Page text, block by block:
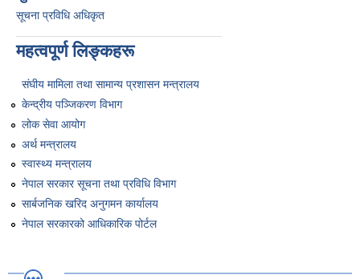
सूचना प्रविधि अधिकृत
महत्वपूर्ण लिङ्कहरू
संघीय मामिला तथा सामान्य प्रशासन मन्त्रालय
केन्द्रीय पञ्जिकरण विभाग
लोक सेवा आयोग
अर्थ मन्त्रालय
स्वास्थ्य मन्त्रालय
नेपाल सरकार सूचना तथा प्रविधि विभाग
सार्बजनिक खरिद अनुगमन कार्यालय
नेपाल सरकारको आधिकारिक पोर्टल